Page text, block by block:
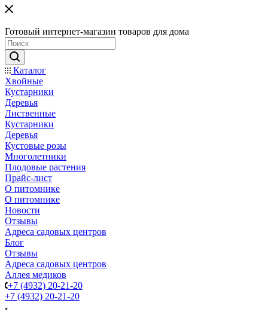
Готовый интернет-магазин товаров для дома
Каталог
Хвойные
Кустарники
Деревья
Лиственные
Кустарники
Деревья
Кустовые розы
Многолетники
Плодовые растения
Прайс-лист
О питомнике
О питомнике
Новости
Отзывы
Адреса садовых центров
Блог
Отзывы
Адреса садовых центров
Аллея медиков
+7 (4932) 20-21-20
+7 (4932) 20-21-20